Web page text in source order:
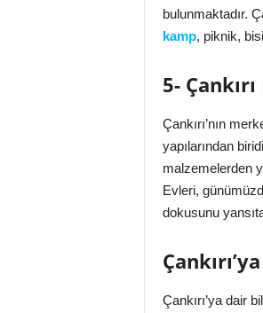
bulunmaktadır.
kamp, piknik,
5-
Çankırı’nın
yapılarından
malzemelerden
Evleri,
dokusunu
Çankırı’ya dair